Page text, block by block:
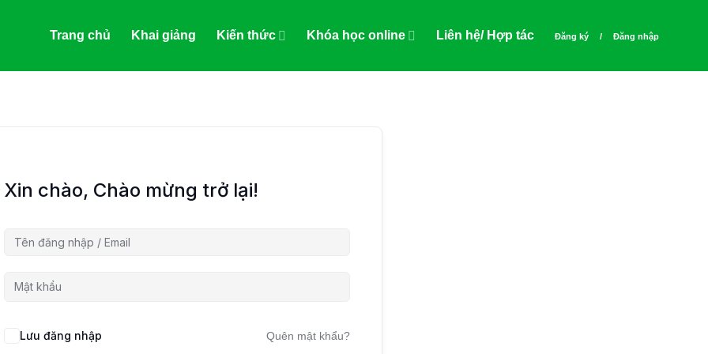
Trang chủ Khai giảng Kiến thức Khóa học online Liên hệ/ Hợp tác Đăng ký / Đăng nhập
Xin chào, Chào mừng trở lại!
Lưu đăng nhập Quên mật khẩu?